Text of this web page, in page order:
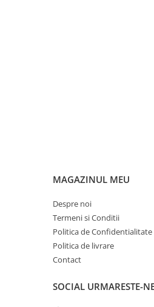
MAGAZINUL MEU
Despre noi
Termeni si Conditii
Politica de Confidentialitate
Politica de livrare
Contact
SOCIAL URMARESTE-